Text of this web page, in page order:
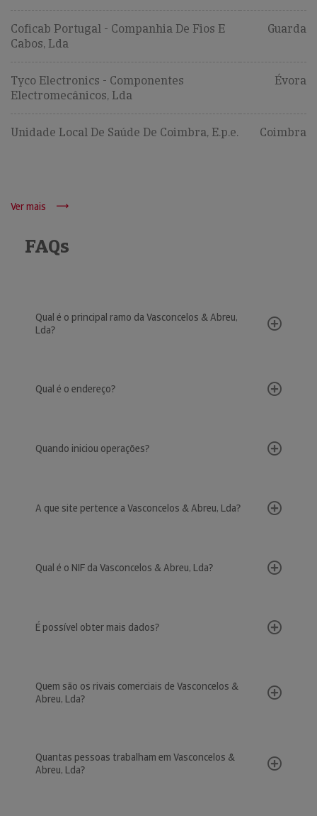
Coficab Portugal - Companhia De Fios E
Cabos, Lda
Guarda
Tyco Electronics - Componentes
Electromecânicos, Lda
Évora
Unidade Local De Saúde De Coimbra, E.p.e. Coimbra
Ver mais
FAQs
Qual é o principal ramo da Vasconcelos & Abreu,
Lda?
Qual é o endereço?
Quando iniciou operações?
A que site pertence a Vasconcelos & Abreu, Lda?
Qual é o NIF da Vasconcelos & Abreu, Lda?
É possível obter mais dados?
Quem são os rivais comerciais de Vasconcelos &
Abreu, Lda?
Quantas pessoas trabalham em Vasconcelos &
Abreu, Lda?